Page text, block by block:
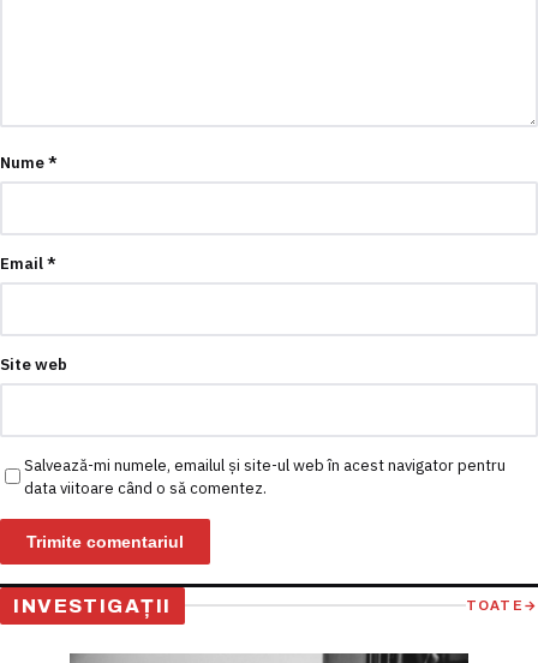
Nume*
Email*
Site web
Salvează-mi numele, emailul și site-ul web în acest navigator pentru
data viitoare când o să comentez.
INVESTIGAȚII TOATE →